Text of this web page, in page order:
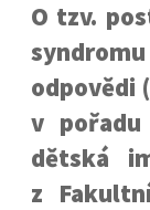
O tzv.
odpovědi
v
dětská
z